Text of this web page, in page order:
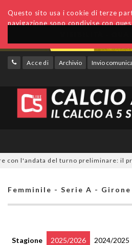
Questo sito usa i cookie di terze
navigazione sono condivise con
Accedi Archivio Invio
l'andata del turno preliminare: il
Femminile - Serie A - Girone
Stagione 2025/2026 2024/2025